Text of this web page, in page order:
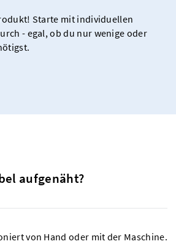
Starte mit individuellen
- egal, ob du nur wenige oder
aufgenäht?
von Hand oder mit der Maschine.